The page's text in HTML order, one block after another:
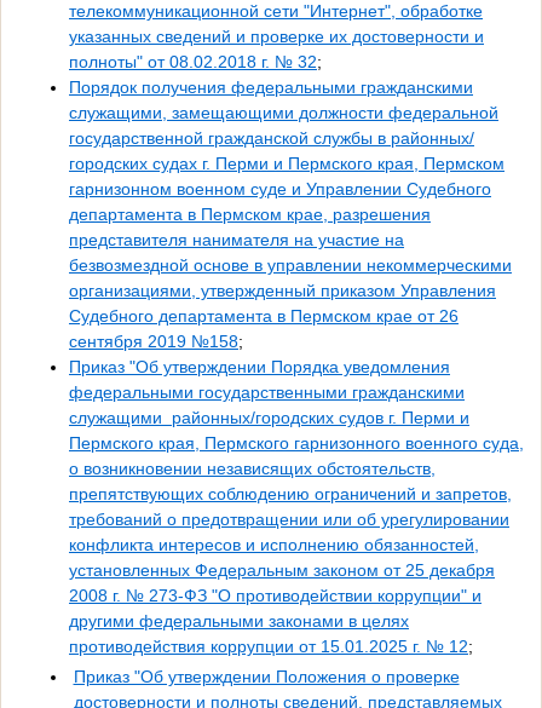
телекоммуникационной сети "Интернет", обработке
указанных сведений и проверке их достоверности и
полноты" от 08.02.2018 г. № 32;
Порядок получения федеральными гражданскими
служащими, замещающими должности федеральной
государственной гражданской службы в районных/
городских судах г. Перми и Пермского края, Пермском
гарнизонном военном суде и Управлении Судебного
департамента в Пермском крае, разрешения
представителя нанимателя на участие на
безвозмездной основе в управлении некоммерческими
организациями, утвержденный приказом Управления
Судебного департамента в Пермском крае от 26
сентября 2019 №158;
Приказ "Об утверждении Порядка уведомления
федеральными государственными гражданскими
служащими районных/городских судов г. Перми и
Пермского края, Пермского гарнизонного военного суда,
о возникновении независящих обстоятельств,
препятствующих соблюдению ограничений и запретов,
требований о предотвращении или об урегулировании
конфликта интересов и исполнению обязанностей,
установленных Федеральным законом от 25 декабря
2008 г. № 273-ФЗ "О противодействии коррупции" и
другими федеральными законами в целях
противодействия коррупции от 15.01.2025 г. № 12;
Приказ "Об утверждении Положения о проверке
достоверности и полноты сведений, представляемых